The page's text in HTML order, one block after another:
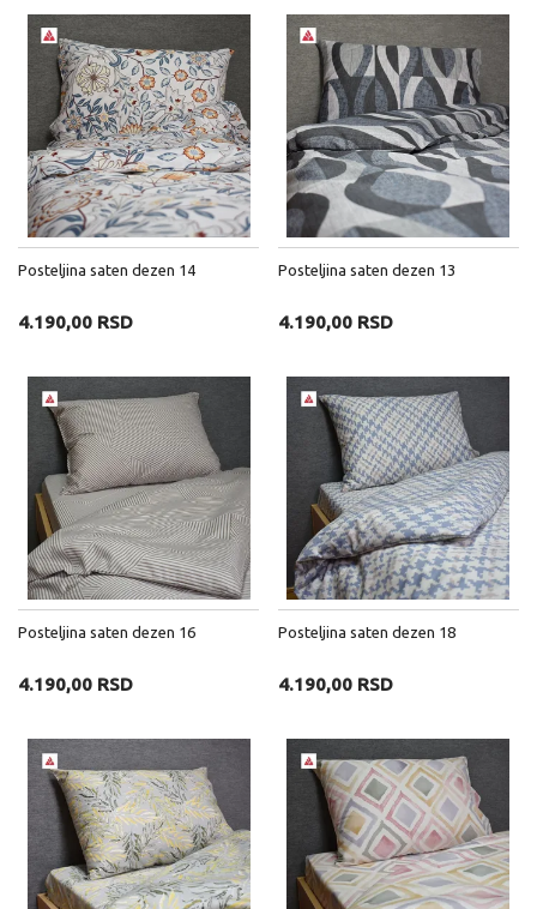
Posteljina saten dezen 14
4.190,00 RSD
Posteljina saten dezen 13
4.190,00 RSD
Posteljina saten dezen 16
4.190,00 RSD
Posteljina saten dezen 18
4.190,00 RSD